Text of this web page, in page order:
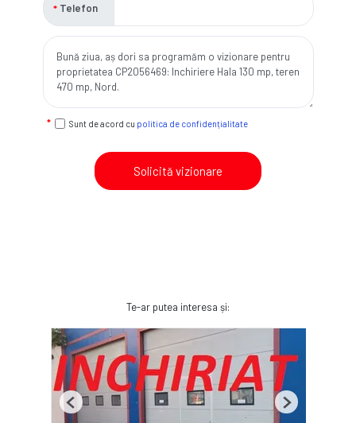
Telefon
Sunt de acord cu politica de confidențialitate
Solicită vizionare
Te-ar putea interesa și:
Previous Next